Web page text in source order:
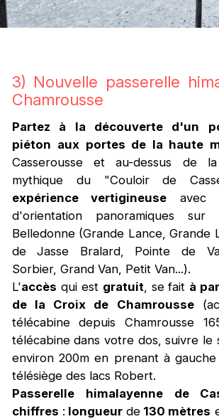
3) Nouvelle passerelle
Chamrousse
Partez à la découverte d'un
piéton aux portes de la haute
Casserousse et au-dessus de
mythique du "Couloir de
expérience vertigineuse avec
d'orientation panoramiques
Belledonne (Grande Lance, Grande
de Jasse Bralard, Pointe de
Sorbier, Grand Van, Petit Van...).
L'accès qui est gratuit , se fait à
de la Croix de Chamrousse
télécabine depuis Chamrousse
télécabine dans votre dos, suivre le
environ 200m en prenant à
télésiège des lacs Robert.
Passerelle himalayenne de
chiffres : longueur de130 mètres